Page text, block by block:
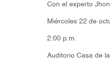
Con el experto
Miércoles 22 de
2:00 p.m.
Auditorio Casa de